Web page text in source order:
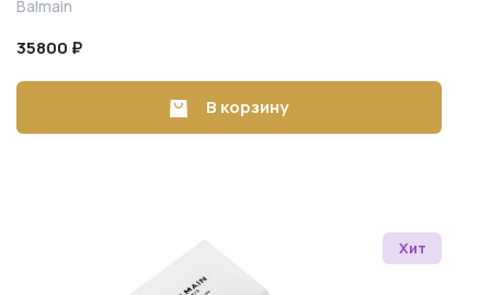
Balmain
35800 ₽
В корзину
Хит